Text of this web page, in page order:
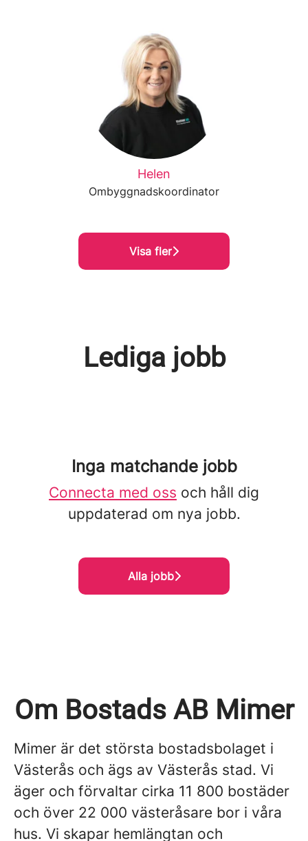
Helen
Ombyggnadskoordinator
Visa fler
Lediga jobb
Inga matchande jobb
Connecta med oss och håll dig
uppdaterad om nya jobb.
Alla jobb
Om Bostads AB Mimer
Mimer är det största bostadsbolaget i
Västerås och ägs av Västerås stad. Vi
äger och förvaltar cirka 11 800 bostäder
och över 22 000 västeråsare bor i våra
hus. Vi skapar hemlängtan och